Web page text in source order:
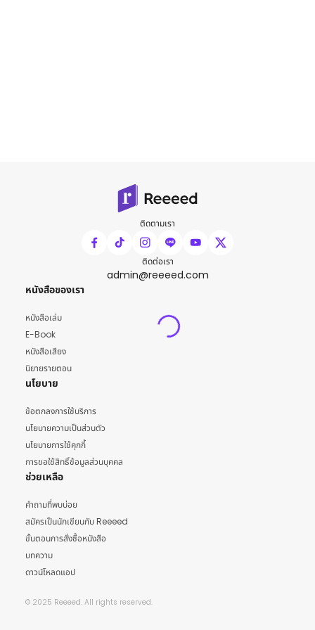
ติดตามเรา
ติดต่อเรา
admin@reeeed.com
หนังสือของเรา
หนังสือเล่ม
E-Book
หนังสือเสียง
นิยายรายตอน
นโยบาย
ข้อตกลงการใช้บริการ
นโยบายความเป็นส่วนตัว
นโยบายการใช้คุกกี้
การขอใช้สิทธิ์ข้อมูลส่วนบุคคล
ช่วยเหลือ
คำถามที่พบบ่อย
สมัครเป็นนักเขียนกับ Reeeed
ขั้นตอนการสั่งซื้อหนังสือ
บทความ
ดาวน์โหลดแอป
© 2025 Reeeed. All rights reserved.